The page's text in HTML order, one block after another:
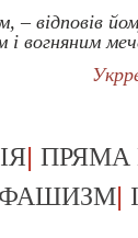
– відповів
і вогняним
| ПРЯМА
|